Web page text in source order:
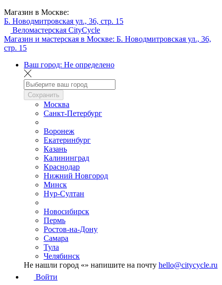
Магазин в Москве:
Б. Новодмитровская ул., 36, стр. 15
Веломастерская CityCycle
Магазин и мастерская в Москве: Б. Новодмитровская ул., 36,
стр. 15
Ваш город: Не определено
Сохранить
Москва
Санкт-Петербург
Воронеж
Екатеринбург
Казань
Калининград
Краснодар
Нижний Новгород
Минск
Нур-Султан
Новосибирск
Пермь
Ростов-на-Дону
Самара
Тула
Челябинск
Не нашли город «» напишите на почту hello@citycycle.ru
Войти